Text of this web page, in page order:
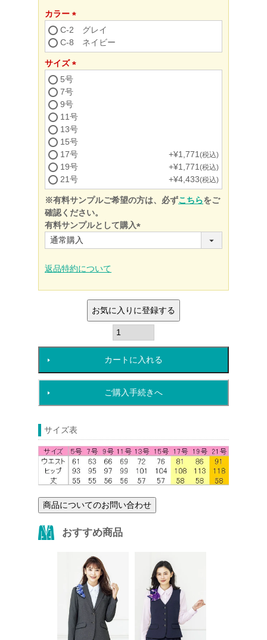
カラー
(必
須)
C-2 グレイ
C-8 ネイビー
サイズ
(必
須)
5号
7号
9号
11号
13号
15号
17号
+¥1,771 税込
19号 +¥1,771 税込
21号 +¥4,433 税込
※有料サンプルご希望の方は、必ずこちらをご
確認ください。
有料サンプルとして購入
返品特約について
お気に入りに登録する
カートに入れる
ご購入手続きへ
サイズ表
商品についてのお問い合わせ
おすすめ商品